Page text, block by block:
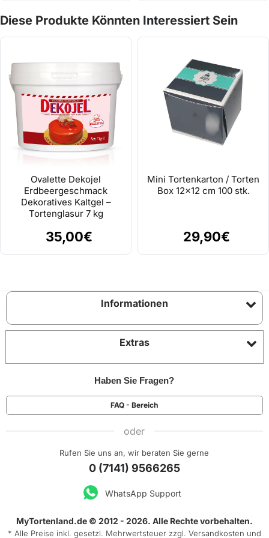
Diese Produkte Könnten Interessiert Sein
Ovalette Dekojel
Erdbeergeschmack
Dekoratives Kaltgel –
Tortenglasur 7 kg
35,00€
Mini Tortenkarton / Torten
Box 12x12 cm 100 stk.
29,90€
Informationen
Extras
Haben Sie Fragen?
FAQ - Bereich
oder
Rufen Sie uns an, wir beraten Sie gerne
0 (7141) 9566265
WhatsApp Support
MyTortenland.de © 2012 - 2026. Alle Rechte vorbehalten.
* Alle Preise inkl. gesetzl. Mehrwertsteuer zzgl. Versandkosten und